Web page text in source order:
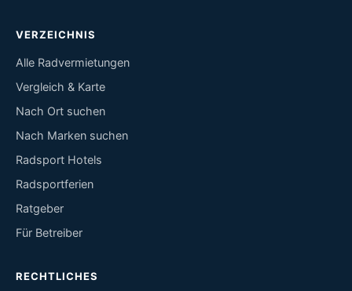
VERZEICHNIS
Alle Radvermietungen
Vergleich & Karte
Nach Ort suchen
Nach Marken suchen
Radsport Hotels
Radsportferien
Ratgeber
Für Betreiber
RECHTLICHES